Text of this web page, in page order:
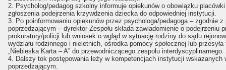
2. Psycholog/pedagog szkolny informuje opiekunów o obowiązku placówki
zgłoszenia podejrzenia krzywdzenia dziecka do odpowiedniej instytucji.
3. Po poinformowaniu opiekunów przez psychologa/pedagoga – zgodnie z
poprzedzającym – dyrektor Zespołu składa zawiadomienie o podejrzeniu
prokuratury/policji lub wniosek o wgląd w sytuację rodziny do sądu
wydziału rodzinnego i nieletnich, ośrodka pomocy społecznej lub przesyła
„Niebieska Karta – A” do przewodniczącego zespołu interdyscyplinarnego.
4. Dalszy tok postępowania leży w kompetencjach instytucji wskazanych
poprzedzającym.